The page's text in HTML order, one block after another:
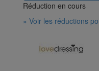
Réduction en cours
» Voir les réductions